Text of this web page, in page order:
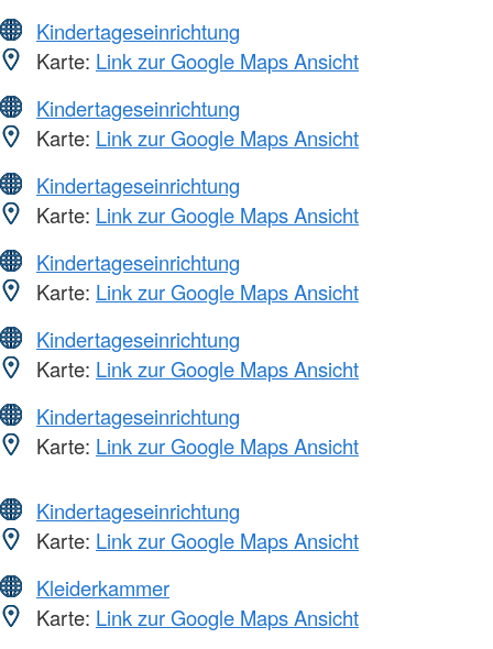
Kindertageseinrichtung
Karte: Link zur Google Maps Ansicht
Kindertageseinrichtung
Karte: Link zur Google Maps Ansicht
Kindertageseinrichtung
Karte: Link zur Google Maps Ansicht
Kindertageseinrichtung
Karte: Link zur Google Maps Ansicht
Kindertageseinrichtung
Karte: Link zur Google Maps Ansicht
Kindertageseinrichtung
Karte: Link zur Google Maps Ansicht
Kindertageseinrichtung
Karte: Link zur Google Maps Ansicht
Kleiderkammer
Karte: Link zur Google Maps Ansicht